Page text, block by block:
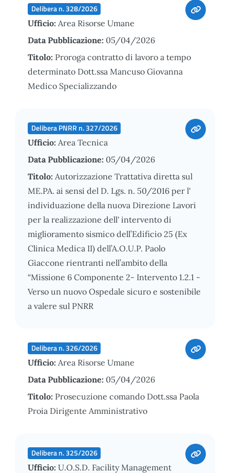
Delibera n. 328/2026
Ufficio: Area Risorse Umane
Data Pubblicazione: 05/04/2026
Titolo: Proroga contratto di lavoro a tempo
determinato Dott.ssa Mancuso Giovanna
Medico Specializzando
Delibera PNRR n. 327/2026
Ufficio: Area Tecnica
Data Pubblicazione: 05/04/2026
Titolo: Autorizzazione Trattativa diretta sul
ME.PA. ai sensi del D. Lgs. n. 50/2016 per l'
individuazione della nuova Direzione Lavori
per la realizzazione dell' intervento di
miglioramento sismico dell’Edificio 25 (Ex
Clinica Medica II) dell’A.O.U.P. Paolo
Giaccone rientranti nell’ambito della
“Missione 6 Componente 2- Intervento 1.2.1 -
Verso un nuovo Ospedale sicuro e sostenibile
a valere sul PNRR
Delibera n. 326/2026
Ufficio: Area Risorse Umane
Data Pubblicazione: 05/04/2026
Titolo: Prosecuzione comando Dott.ssa Paola
Proia Dirigente Amministrativo
Delibera n. 325/2026
Ufficio: U.O.S.D. Facility Management